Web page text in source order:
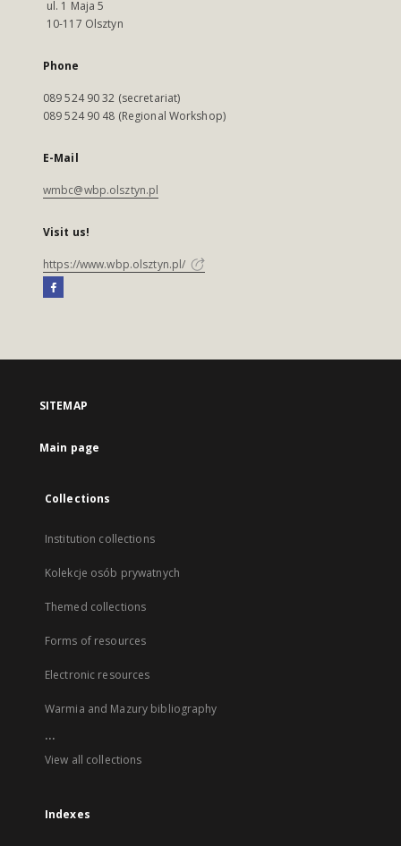
ul. 1 Maja 5
10-117 Olsztyn
Phone
089 524 90 32 (secretariat)
089 524 90 48 (Regional Workshop)
E-Mail
wmbc@wbp.olsztyn.pl
Visit us!
https://www.wbp.olsztyn.pl/
SITEMAP
Main page
Collections
Institution collections
Kolekcje osób prywatnych
Themed collections
Forms of resources
Electronic resources
Warmia and Mazury bibliography
...
View all collections
Indexes